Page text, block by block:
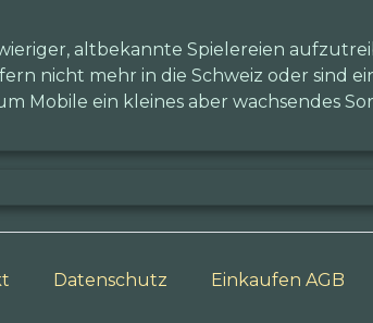
altbekannte Spielereien
nicht mehr in die Schweiz oder sind
Mobile ein kleines aber wachsendes
Datenschutz Einkaufen AGB